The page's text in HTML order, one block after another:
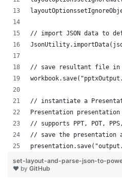
// import JSON data to
// save resultant file in
// instantiate a
Presentation
// supports PPT, POT,
// save the presentation
set-layout-and-parse-json-to-
❤ by GitHub